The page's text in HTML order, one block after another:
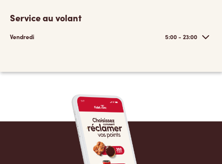
Service au volant
Vendredi 5:00 - 23:00